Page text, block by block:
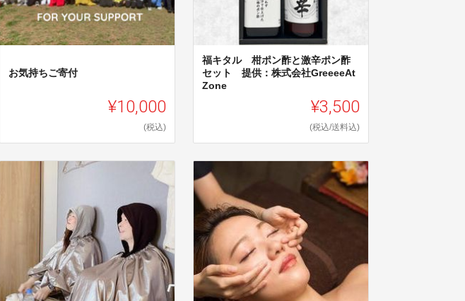
お気持ちご寄付
¥10,000
(税込)
福キタル 柑ポン酢と激辛ポン酢
セット 提供：株式会社GreeeeAt
Zone
¥3,500
(税込/送料込)